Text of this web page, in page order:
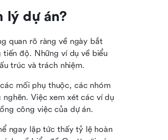
lý dự án?
quan rõ ràng về ngày bắt
độ. Những ví dụ về biểu
trúc và trách nhiệm.
mối phụ thuộc, các nhóm
Việc xem xét các ví dụ
công việc của dự án.
ngay lập tức thấy tỷ lệ hoàn